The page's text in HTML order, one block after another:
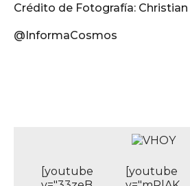
Crédito de Fotografía: Christian
@InformaCosmos
[youtube
[youtube